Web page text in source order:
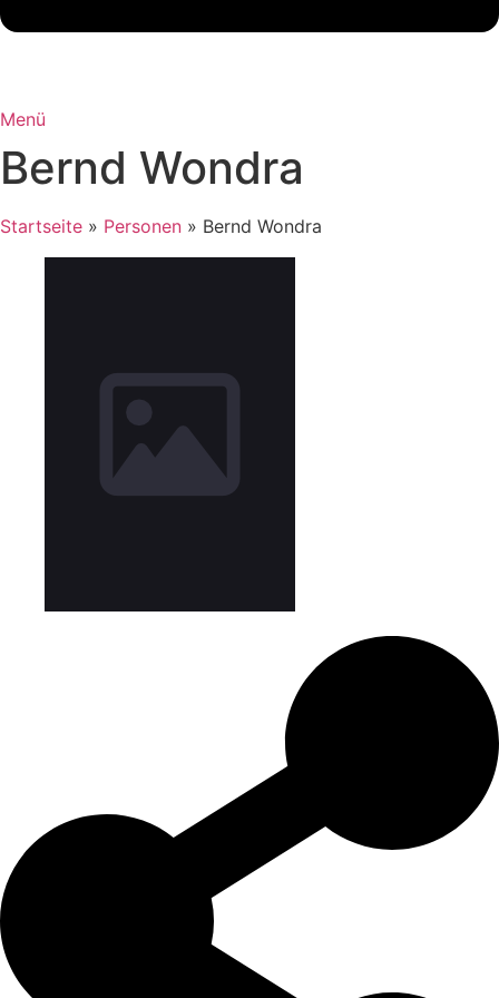
Menü
Bernd Wondra
Startseite » Personen » Bernd Wondra